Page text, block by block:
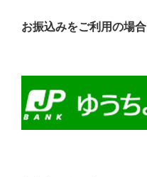
お振込みをご利用の場合